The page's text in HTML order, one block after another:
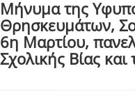
ΝΕΑ
ΣΥΜΒΟΥΛΙΑ
ΕΥΡΩΠΑΪΚΑ
Μήνυμα της
Θρησκευμάτων,
6η Μαρτίου,
Σχολικής Βίας